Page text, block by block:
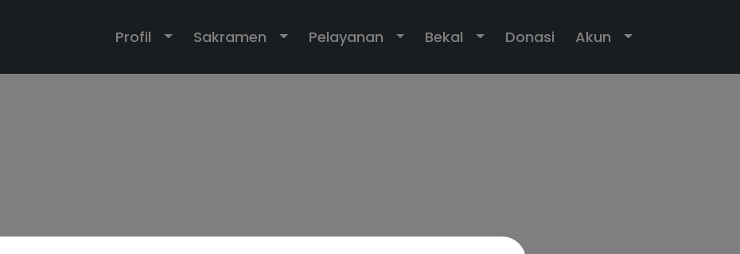
Toggle Dropdown
Profil Toggle Dropdown
Sakramen Toggle Dropdown
Pelayanan Toggle Dropdown
Bekal Donasi Toggle
Akun